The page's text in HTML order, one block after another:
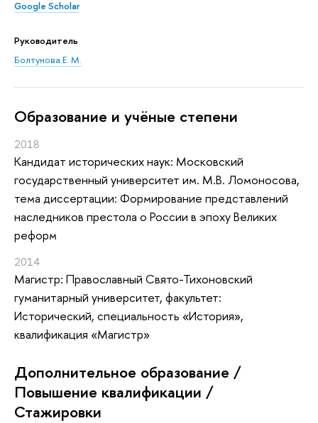
Google Scholar
Руководитель
Болтунова Е. М.
Oбразование и учёные степени
2018
Кандидат исторических наук: Московский
государственный университет им. М.В. Ломоносова,
тема диссертации: Формирование представлений
наследников престола о России в эпоху Великих
реформ
2014
Магистр: Православный Свято-Тихоновский
гуманитарный университет, факультет:
Исторический, специальность «История»,
квалификация «Магистр»
Дополнительное образование /
Повышение квалификации /
Стажировки